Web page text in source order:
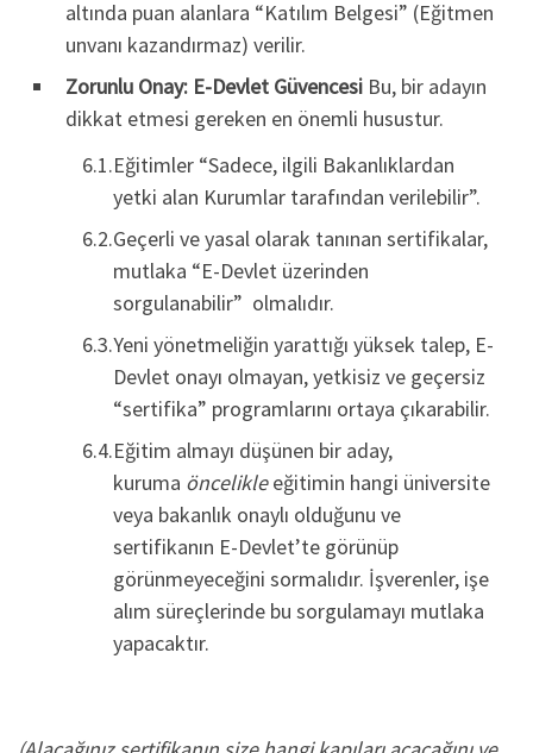
altında puan alanlara “Katılım Belgesi” (Eğitmen
unvanı kazandırmaz) verilir.
Zorunlu Onay: E-Devlet Güvencesi Bu, bir adayın
dikkat etmesi gereken en önemli husustur.
Eğitimler “Sadece, ilgili Bakanlıklardan
yetki alan Kurumlar tarafından verilebilir”.
Geçerli ve yasal olarak tanınan sertifikalar,
mutlaka “E-Devlet üzerinden
sorgulanabilir” olmalıdır.
Yeni yönetmeliğin yarattığı yüksek talep, E-
Devlet onayı olmayan, yetkisiz ve geçersiz
“sertifika” programlarını ortaya çıkarabilir.
Eğitim almayı düşünen bir aday,
kuruma öncelikleeğitimin hangi üniversite
veya bakanlık onaylı olduğunu ve
sertifikanın E-Devlet’te görünüp
görünmeyeceğini sormalıdır. İşverenler, işe
alım süreçlerinde bu sorgulamayı mutlaka
yapacaktır.